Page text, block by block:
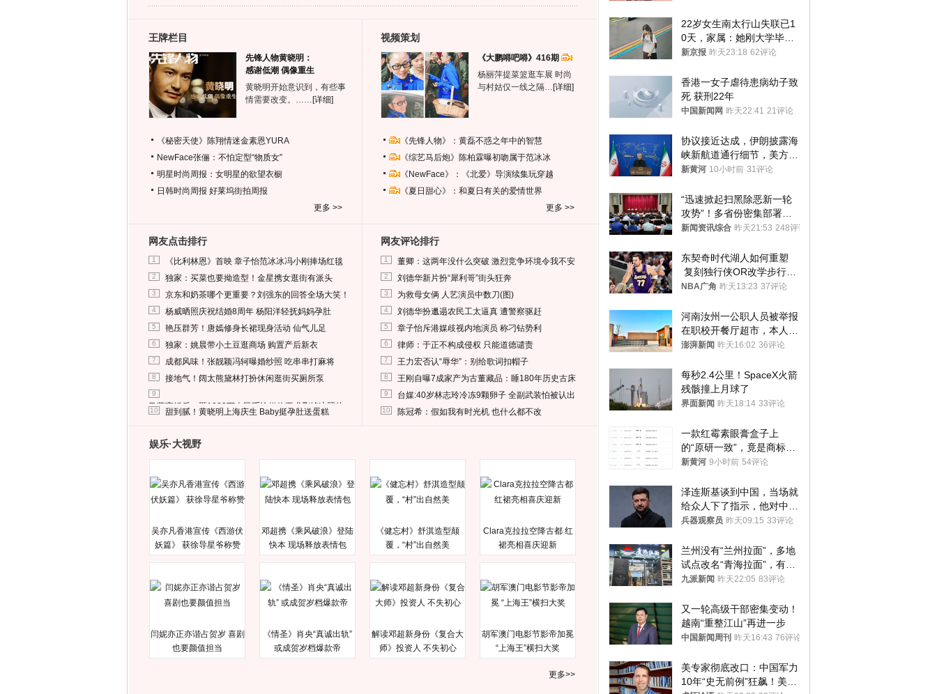
王牌栏目
先锋人物黄晓明：
感谢低潮 偶像重生
黄晓明开始意识到，有些事
情需要改变。…… [详细]
《秘密天使》陈翔情迷金素恩YURA
NewFace张俪：不怕定型“物质女”
明星时尚周报：女明星的欲望衣橱
日韩时尚周报 好莱坞街拍周报
更多 >>
视频策划
《大鹏嘚吧嘚》416期
杨丽萍提菜篮逛车展 时尚
与村姑仅一线之隔… [详细]
《先锋人物》：黄磊不惑之年中的智慧
《综艺马后炮》陈柏霖曝初吻属于范冰冰
《NewFace》：《北爱》导演续集玩穿越
《夏日甜心》：和夏日有关的爱情世界
更多 >>
网友点击排行
1 《比利林恩》首映 章子怡范冰冰冯小刚捧场红毯
2 独家：买菜也要拗造型！金星携女逛街有派头
3 京东和奶茶哪个更重要？刘强东的回答全场大笑！
4 杨威晒照庆祝结婚8周年 杨阳洋轻抚妈妈孕肚
5 艳压群芳！唐嫣修身长裙现身活动 仙气儿足
6 独家：姚晨带小土豆逛商场 购置产后新衣
7 成都风味！张靓颖冯轲曝婚纱照 吃串串打麻将
8 接地气！阔太熊黛林打扮休闲逛街买厕所泵
9
马蓉离婚后，砸1000万人民币给媒体要求删掉这照片
10 甜到腻！黄晓明上海庆生 Baby挺孕肚送蛋糕
网友评论排行
1 董卿：这两年没什么突破 激烈竞争环境令我不安
2 刘德华新片扮“犀利哥”街头狂奔
3 为救母女俩 人艺演员中数刀(图)
4 刘德华扮邋遢农民工太逼真 遭警察驱赶
5 章子怡斥港媒歧视内地演员 称刁钻势利
6 律师：于正不构成侵权 只能道德谴责
7 王力宏否认“辱华”：别给歌词扣帽子
8 王刚自曝7成家产为古董藏品：睡180年历史古床
9 台媒:40岁林志玲冷冻9颗卵子 全副武装怕被认出
10 陈冠希：假如我有时光机 也什么都不改
娱乐·大视野
吴亦凡香港宣传《西游伏
妖篇》 获徐导星爷称赞
邓超携《乘风破浪》登陆
快本 现场释放表情包
《健忘村》舒淇造型颠
覆，“村”出自然美
Clara克拉拉空降古都 红
裙亮相喜庆迎新
闫妮亦正亦谐占贺岁 喜剧
也要颜值担当
《情圣》肖央“真诚出轨”
或成贺岁档爆款帝
解读邓超新身份《复合大
师》投资人 不失初心
胡军澳门电影节影帝加冕
“上海王”横扫大奖
更多>>
22岁女生南太行山失联已1
0天，家属：她刚大学毕业
想到山里旅行
新京报 昨天23:18 62评论
香港一女子虐待患病幼子致
死 获刑22年
中国新闻网 昨天22:41 21评论
协议接近达成，伊朗披露海
峡新航道通行细节，美方再
提“倒计时”
新黄河 10小时前 31评论
“迅速掀起扫黑除恶新一轮
攻势”！多省份密集部署，
公布举报方式
新闻资讯综合 昨天21:53 248评论
东契奇时代湖人如何重塑
复刻独行侠OR改学步行
者？
NBA广角 昨天13:23 37评论
河南汝州一公职人员被举报
在职校开餐厅超市，本人回
应称“是给别人帮忙”
澎湃新闻 昨天16:02 36评论
每秒2.4公里！SpaceX火箭
残骸撞上月球了
界面新闻 昨天18:14 33评论
一款红霉素眼膏盒子上
的“原研一致”，竟是商标！
律师：极易误导消费者；网
新黄河 9小时前 54评论
泽连斯基谈到中国，当场就
给众人下了指示，他对中国
和中乌关系，显然又有了新
兵器观察员 昨天09:15 33评论
兰州没有“兰州拉面”，多地
试点改名“青海拉面”，有商
家改名已两年
九派新闻 昨天22:05 83评论
又一轮高级干部密集变动！
越南“重整江山”再进一步
中国新闻周刊 昨天16:43 76评论
美专家彻底改口：中国军力
10年“史无前例”狂飙！美军